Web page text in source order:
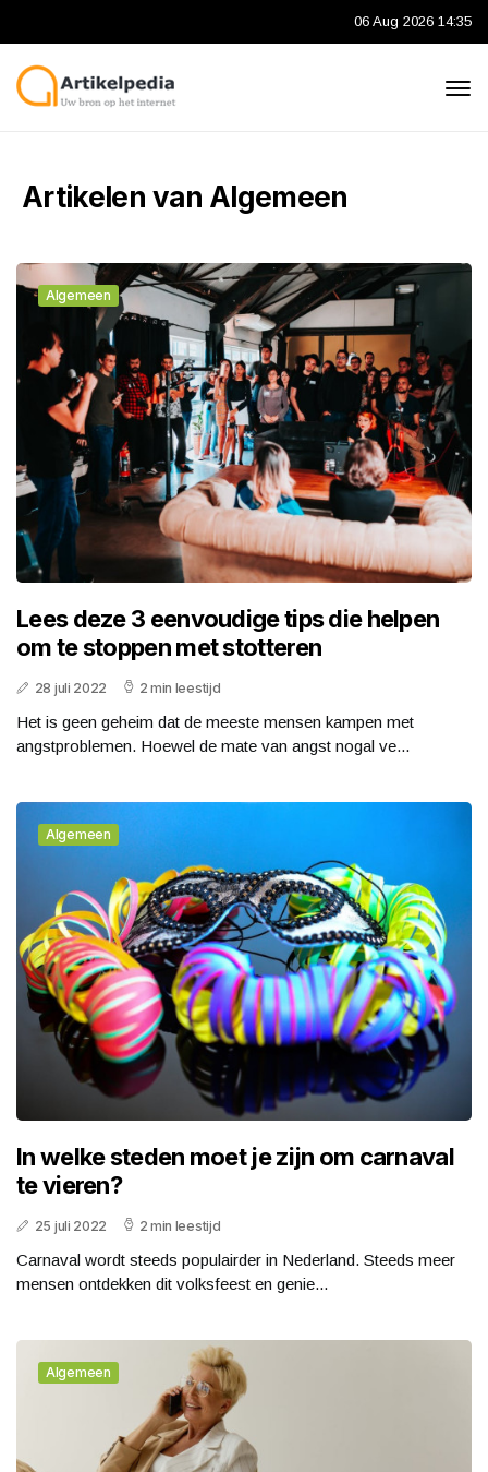
06 Aug 2026 14:35
Artikelen van Algemeen
Algemeen
Lees deze 3 eenvoudige tips die helpen
om te stoppen met stotteren
28 juli 2022 2 min leestijd
Het is geen geheim dat de meeste mensen kampen met
angstproblemen. Hoewel de mate van angst nogal ve...
Algemeen
In welke steden moet je zijn om carnaval
te vieren?
25 juli 2022 2 min leestijd
Carnaval wordt steeds populairder in Nederland. Steeds meer
mensen ontdekken dit volksfeest en genie...
Algemeen